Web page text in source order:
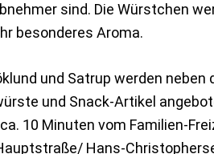
sind. Die Würstchen
besonderes Aroma.
und Satrup werden
und Snack-Artikel
10 Minuten vom Familien-
Hans-